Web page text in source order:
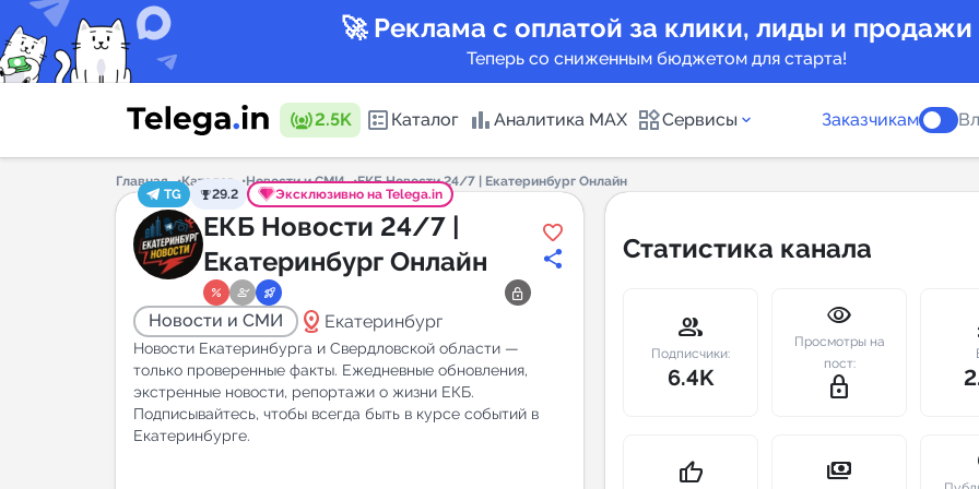
🚀 Реклама с оплатой за клики, лиды и продажи
Теперь со сниженным бюджетом для старта!
2.5K Каталог Аналитика MAX Сервисы
Каталог каналов
Горящие предложения
Индекс
Telegram
New
Аналитика MAX каналов
Заказчикам
Главная Каталог Новости и СМИ
ЕКБ Новости 24/7 | Екатеринбург Онлайн
TG
29.2 Эксклюзивно на Telega.in
ЕКБ Новости 24/7 |
Екатеринбург Онлайн
Новости и СМИ distance Екатеринбург
Новости Екатеринбурга и Свердловской области —
только проверенные факты. Ежедневные обновления,
экстренные новости, репортажи о жизни ЕКБ.
Подписывайтесь, чтобы всегда быть в курсе событий в
Екатеринбурге.
Статистика канала
group
Подписчики:
6.4K
visibility
Просмотры на
пост:
lock_outline
thumb_up payments